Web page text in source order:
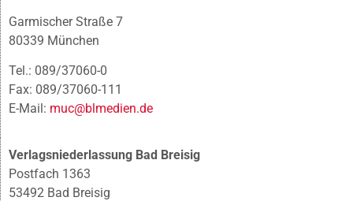
Garmischer Straße 7
80339 München
Tel.: 089/37060-0
Fax: 089/37060-111
E-Mail: muc@blmedien.de
Verlagsniederlassung Bad Breisig
Postfach 1363
53492 Bad Breisig